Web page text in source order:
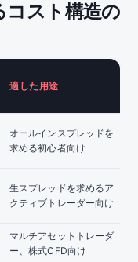
コスト構造の
適した用途
オールインスプレッドを
求める初心者向け
生スプレッドを求めるア
クティブトレーダー向け
マルチアセットトレーダ
ー、株式CFD向け